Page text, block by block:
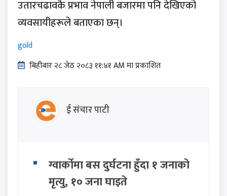
उतारचढावकै प्रभाव नेपाली बजारमा पनि देखिएको
व्यवसायीहरूले बताएका छन्।
gold
बिहीबार २८ जेठ २०८३ ११:४१ AM मा प्रकाशित
ई संचार पाटी
ग्वार्कोमा बस दुर्घटना हुँदा १ जनाको
मृत्यु, १० जना घाइते